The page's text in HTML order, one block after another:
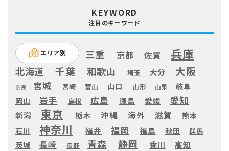
KEYWORD
注目のキーワード
エリア別 三重 京都 佐賀 兵庫
北海道 千葉 和歌山 埼玉 大分 大阪
奈良 宮城 宮崎 富山 山口 山形 山梨
岐阜
岡山
岩手 島根 広島 徳島 愛媛 愛知
新潟 東京 栃木 沖縄 海外 滋賀
熊本
石川
神奈川 福井 福岡 福島 秋田 群馬
茨城 長崎 長野 青森 静岡 香川 高知